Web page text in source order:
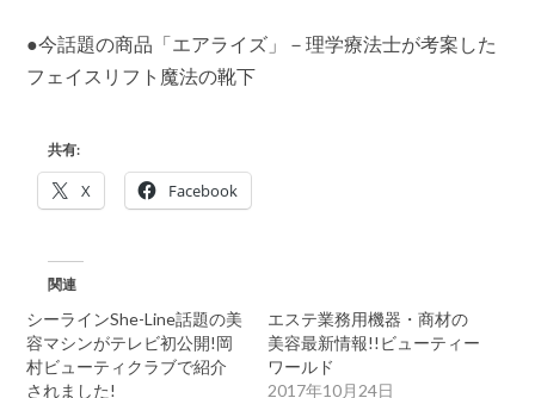
●今話題の商品「エアライズ」－理学療法士が考案した
フェイスリフト魔法の靴下
共有:
X Facebook
関連
シーラインShe-Line話題の美
容マシンがテレビ初公開!岡
村ビューティクラブで紹介
されました!
エステ業務用機器・商材の
美容最新情報!!ビューティー
ワールド
2017年10月24日